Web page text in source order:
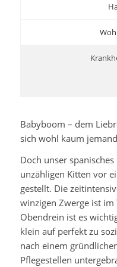
Babyboom – dem
sich wohl kaum
Doch unser
unzähligen Kitten vor
gestellt. Die
winzigen Zwerge ist
Obendrein ist es
klein auf perfekt zu
nach einem
Pflegestellen